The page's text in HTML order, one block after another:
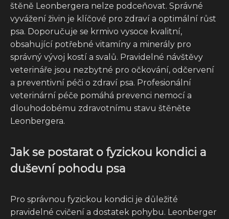
štěně Leonbergera nelze podceňovat. Správné
vyvážení živin je klíčové pro zdraví a optimální růst
psa. Doporučuje se krmivo vysoce kvalitní,
obsahující potřebné vitamíny a minerály pro
správný vývoj kostí a svalů. Pravidelné návštěvy
veterináře jsou nezbytné pro očkování, odčervení
a preventivní péči o zdraví psa. Profesionální
veterinární péče pomáhá prevenci nemocí a
dlouhodobému zdravotnímu stavu štěněte
Leonbergera.
Jak se postarat o fyzickou kondici a
duševní pohodu psa
Pro správnou fyzickou kondici je důležité
pravidelné cvičení a dostatek pohybu. Leonberger